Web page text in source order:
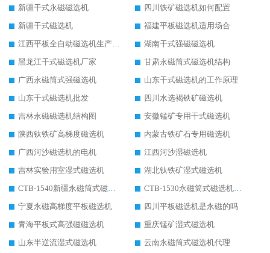
新疆干式永磁磁选机
四川铁矿磁选机如何配置
新疆干式磁选机
福建平板磁选机适用场合
江西平板全自动磁选机生产厂家
湖南干式强磁磁选机
黑龙江干式磁选机厂家
甘肃永磁筒式磁选机结构
广西永磁筒式强磁选机
山东干式磁选机的工作原理
山东干式磁选机批发
四川水选褐铁矿磁选机
吉林永磁磁选机结构图
安徽锰矿专用干式磁选机
陕西钛铁矿高梯度磁选机
内蒙古铁矿石专用磁选机
广西河沙磁选机的电机
江西河沙湿磁选机
吉林实验用室湿式磁选机
湖北钛铁矿湿式磁选机
CTB-1540新疆永磁筒式磁选机
CTB-1530永磁筒式磁选机代理商
宁夏永磁高梯度平板磁选机
四川平板磁选机是永磁的吗
青海平板式高强磁磁选机
重庆锰矿湿式磁选机
山东半逆流湿式磁选机
云南永磁筒式磁选机代理